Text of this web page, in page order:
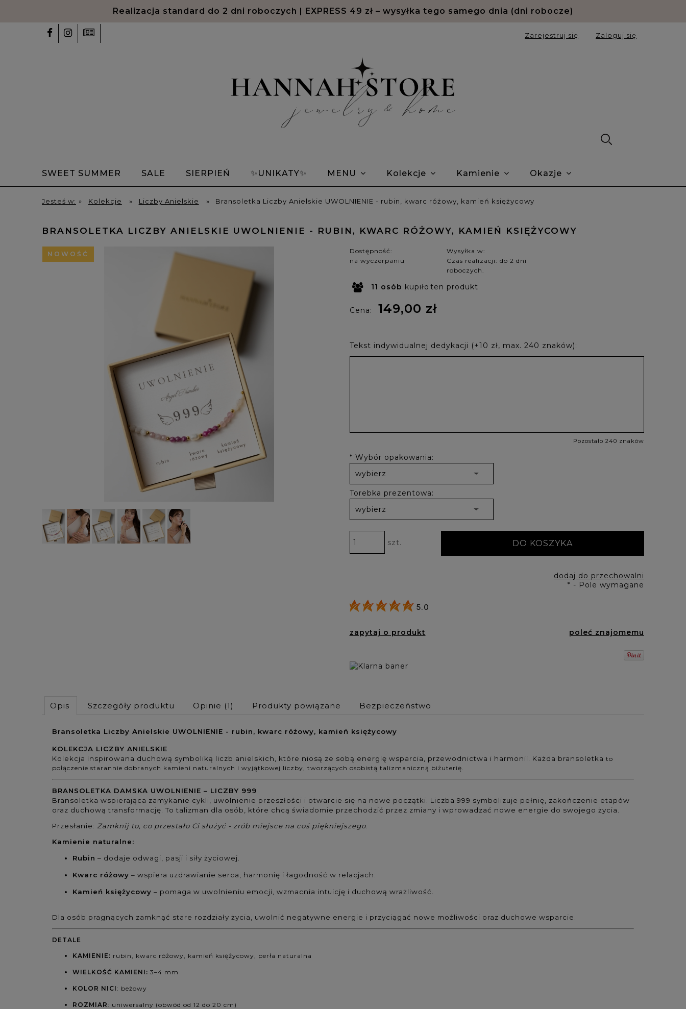
Realizacja standard do 2 dni roboczych | EXPRESS 49 zł – wysyłka tego samego dnia (dni robocze)
Zarejestruj się Zaloguj się
SWEET SUMMER SALE SIERPIEŃ ✨UNIKATY✨ MENU Kolekcje Kamienie Okazje
✨Talizmany✨ Bransoletki z alfabetem Morse'a Bransoletki znaki zodiaku Opinie Trustmate
Jesteś w: » Kolekcje » Liczby Anielskie » Bransoletka Liczby Anielskie UWOLNIENIE - rubin, kwarc różowy, kamień księżycowy
BRANSOLETKA LICZBY ANIELSKIE UWOLNIENIE - RUBIN, KWARC RÓŻOWY, KAMIEŃ KSIĘŻYCOWY
NOWOŚĆ
Dostępność:
na wyczerpaniu
Wysyłka w:
Czas realizacji: do 2 dni
roboczych.
11 osób kupiło ten produkt
Cena: 149,00 zł
Tekst indywidualnej dedykacji (+10 zł, max. 240 znaków):
Pozostało 240 znaków
* Wybór opakowania:
Torebka prezentowa:
szt. DO KOSZYKA
dodaj do przechowalni
* - Pole wymagane
5.0
zapytaj o produkt poleć znajomemu
Opis Szczegóły produktu Opinie (1) Produkty powiązane Bezpieczeństwo
Bransoletka Liczby Anielskie UWOLNIENIE - rubin, kwarc różowy, kamień księżycowy
KOLEKCJA LICZBY ANIELSKIE
Kolekcja inspirowana duchową symboliką liczb anielskich, które niosą ze sobą energię wsparcia, przewodnictwa i harmonii. Każda bransoletka to
połączenie starannie dobranych kamieni naturalnych i wyjątkowej liczby, tworzących osobistą talizmaniczną biżuterię.
BRANSOLETKA DAMSKA UWOLNIENIE – LICZBY 999
Bransoletka wspierająca zamykanie cykli, uwolnienie przeszłości i otwarcie się na nowe początki. Liczba 999 symbolizuje pełnię, zakończenie etapów
oraz duchową transformację. To talizman dla osób, które chcą świadomie przechodzić przez zmiany i wprowadzać nowe energie do swojego życia.
Przesłanie: Zamknij to, co przestało Ci służyć - zrób miejsce na coś piękniejszego
Kamienie naturalne:
Rubin – dodaje odwagi, pasji i siły życiowej.
Kwarc różowy – wspiera uzdrawianie serca, harmonię i łagodność w relacjach.
Kamień księżycowy – pomaga w uwolnieniu emocji, wzmacnia intuicję i duchową wrażliwość.
Dla osób pragnących zamknąć stare rozdziały życia, uwolnić negatywne energie i przyciągać nowe możliwości oraz duchowe wsparcie.
DETALE
KAMIENIE: rubin, kwarc różowy, kamień księżycowy, perła naturalna
WIELKOŚĆ KAMIENI: 3–4 mm
KOLOR NICI : beżowy
ROZMIAR : uniwersalny (obwód od 12 do 20 cm)